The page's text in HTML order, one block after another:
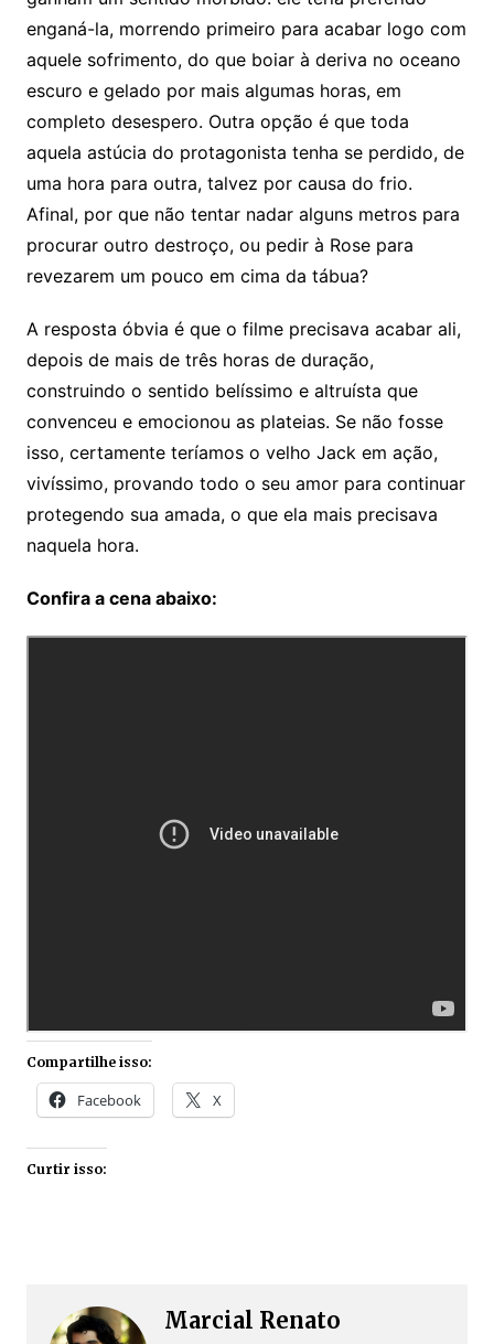
enganá-la, morrendo primeiro para acabar logo com
aquele sofrimento, do que boiar à deriva no oceano
escuro e gelado por mais algumas horas, em
completo desespero. Outra opção é que toda
aquela astúcia do protagonista tenha se perdido, de
uma hora para outra, talvez por causa do frio.
Afinal, por que não tentar nadar alguns metros para
procurar outro destroço, ou pedir à Rose para
revezarem um pouco em cima da tábua?
A resposta óbvia é que o filme precisava acabar ali,
depois de mais de três horas de duração,
construindo o sentido belíssimo e altruísta que
convenceu e emocionou as plateias. Se não fosse
isso, certamente teríamos o velho Jack em ação,
vivíssimo, provando todo o seu amor para continuar
protegendo sua amada, o que ela mais precisava
naquela hora.
Confira a cena abaixo:
Compartilhe isso:
Facebook X
Curtir isso:
Marcial Renato